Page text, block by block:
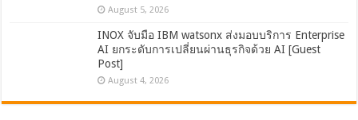
August 5, 2026
INOX จับมือ IBM watsonx ส่งมอบบริการ Enterprise
AI ยกระดับการเปลี่ยนผ่านธุรกิจด้วย AI [Guest
Post]
August 4, 2026